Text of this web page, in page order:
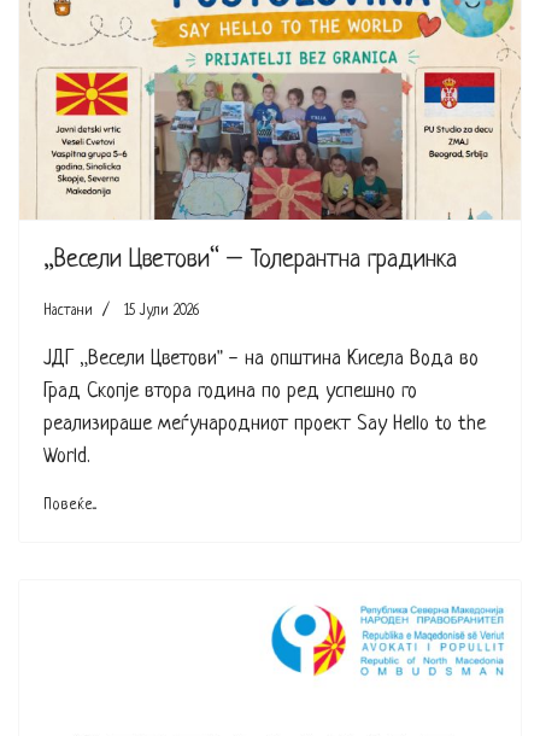
„Весели Цветови“ – Толерантна градинка
Настани 15 Јули 2026
ЈДГ „Весели Цветови" - на општина Кисела Вода во
Град Скопје втора година по ред успешно го
реализираше меѓународниот проект Say Hello to the
World.
Повеќе...